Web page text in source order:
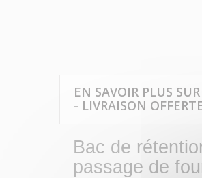
EN SAVOIR PLUS
- LIVRAISON
Bac de
passage de